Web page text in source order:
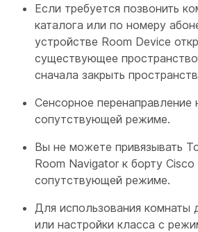
Если требуется позвонить
каталога или по номеру
устройстве Room Device
существующее
сначала закрыть
Сенсорное перенаправление
сопутствующей режиме.
Вы не можете привязывать
Room Navigator к борту Cisco
сопутствующей режиме.
Для использования комнаты
или настройки класса с